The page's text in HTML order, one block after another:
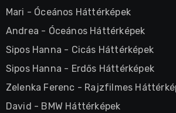
Mari - Óceános Háttérképek
Andrea - Óceános Háttérképek
Sipos Hanna - Cicás Háttérképek
Sipos Hanna - Erdős Háttérképek
Zelenka Ferenc - Rajzfilmes
David - BMW Háttérképek